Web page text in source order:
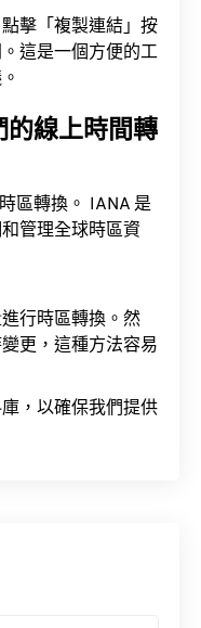
擊「複製連結」按
這是一個方便的工
線上時間轉
區轉換。 IANA 是
管理全球時區資
行時區轉換。然
更，這種方法容易
，以確保我們提供